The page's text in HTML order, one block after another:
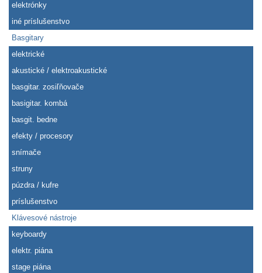
elektrónky
iné príslušenstvo
Basgitary
elektrické
akustické / elektroakustické
basgitar. zosiľňovače
basigitar. kombá
basgit. bedne
efekty / procesory
snímače
struny
púzdra / kufre
príslušenstvo
Klávesové nástroje
keyboardy
elektr. piána
stage piána